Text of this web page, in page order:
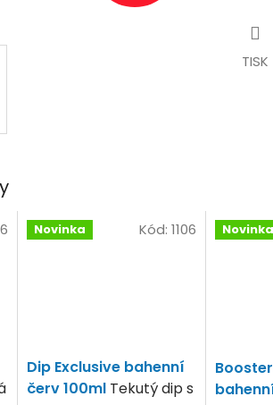
TISK
Novinka
Dip Exclusive bahenní
červ 100ml Tekutý dip s
Kód: 1106 Novinka